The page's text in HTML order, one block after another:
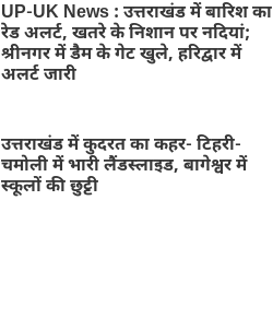
UP-UK News : उत्तराखंड में बारिश का
रेड अलर्ट, खतरे के निशान पर नदियां;
श्रीनगर में डैम के गेट खुले, हरिद्वार में
अलर्ट जारी
उत्तराखंड में कुदरत का कहर- टिहरी-
चमोली में भारी लैंडस्लाइड, बागेश्वर में
स्कूलों की छुट्टी